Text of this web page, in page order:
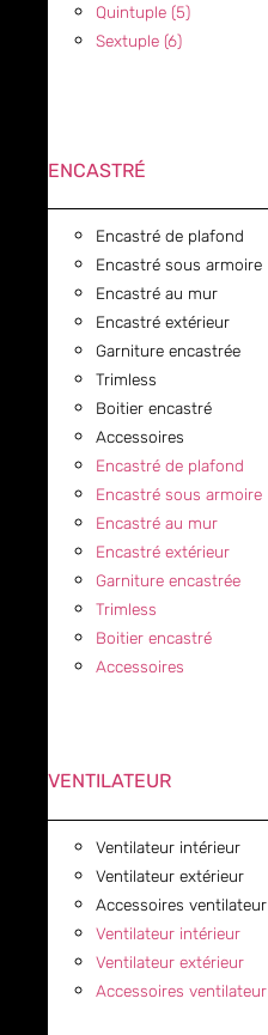
Quintuple (5)
Sextuple (6)
ENCASTRÉ
Encastré de plafond
Encastré sous armoire
Encastré au mur
Encastré extérieur
Garniture encastrée
Trimless
Boitier encastré
Accessoires
Encastré de plafond
Encastré sous armoire
Encastré au mur
Encastré extérieur
Garniture encastrée
Trimless
Boitier encastré
Accessoires
VENTILATEUR
Ventilateur intérieur
Ventilateur extérieur
Accessoires ventilateur
Ventilateur intérieur
Ventilateur extérieur
Accessoires ventilateur